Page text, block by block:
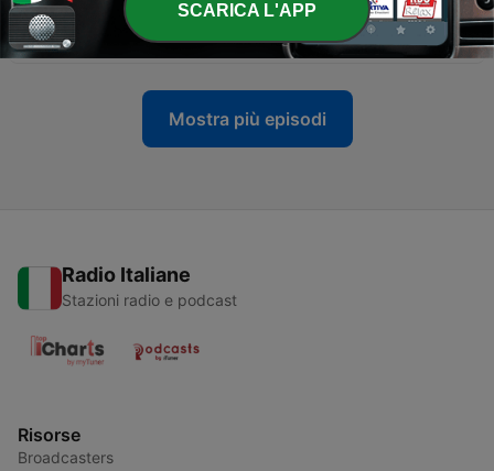
64 - 63 Maik de Boer
03 Giu 2026
Mostra più episodi
Radio Italiane
Stazioni radio e podcast
Risorse
Broadcasters
SCARICA L'APP